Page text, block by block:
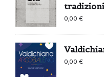
0,00€
0,00€